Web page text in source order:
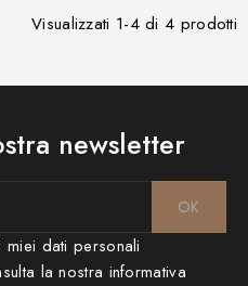
Visualizzati 1-4 di 4 prodotti
newsletter
miei dati personali
la nostra informativa